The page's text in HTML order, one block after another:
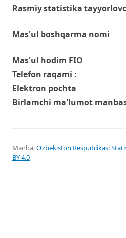
Rasmiy statistika
Mas'ul boshqarma nomi
Mas'ul hodim FIO
Telefon raqami :
Elektron pochta
Birlamchi ma'lumot
Manba:Oʻzbekiston Respublikasi
BY 4.0